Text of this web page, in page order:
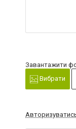
Завантажити
Вибрати